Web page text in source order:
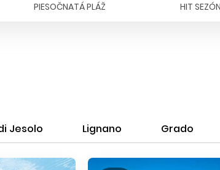
PIESOČNATÁ PLÁŽ HIT
Jesolo Lignano Grado